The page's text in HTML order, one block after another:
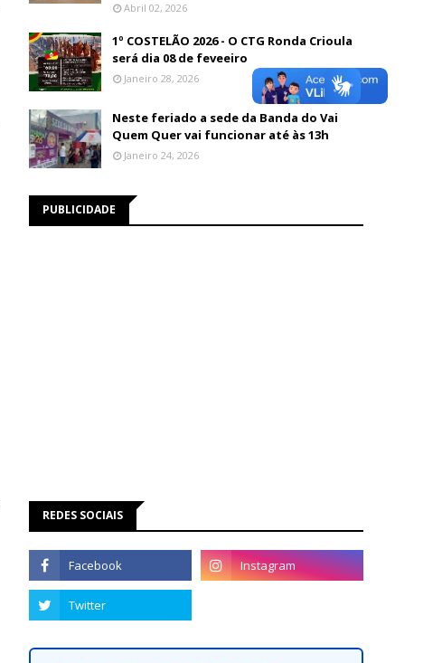
Abril 02, 2026
1º COSTELÃO 2026 - O CTG Ronda Crioula
será dia 08 de feveeiro
Janeiro 28, 2026
Neste feriado a sede da Banda do Vai
Quem Quer vai funcionar até às 13h
Janeiro 24, 2026
PUBLICIDADE
REDES SOCIAIS